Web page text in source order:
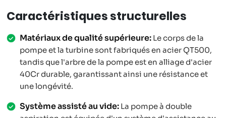
Caractéristiques structurelles
Matériaux de qualité supérieure: Le corps de la
pompe et la turbine sont fabriqués en acier QT500,
tandis que l'arbre de la pompe est en alliage d'acier
40Cr durable, garantissant ainsi une résistance et
une longévité.
Système assisté au vide: La pompe à double